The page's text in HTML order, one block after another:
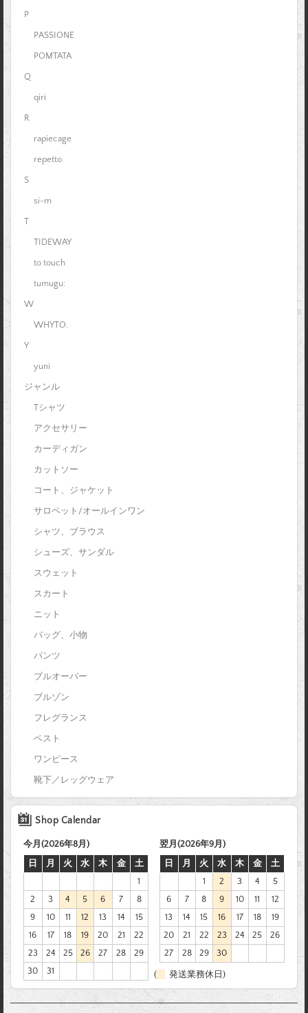
P
PASSIONE
POMTATA
Q
qiri
R
rapiecage
repetto
S
si-m
T
TIDEWAY
to touch
tumugu:
W
WHYTO.
Y
yuni
ジャンル
Tシャツ
アクセサリー
カーディガン
カットソー
コート、ジャケット
サロペット/オールインワン
シャツ、ブラウス
シューズ、サンダル
スウェット
スカート
ニット
バッグ、小物
パンツ
プルオーバー
ブルゾン
フレグランス
ベスト
ワンピース
靴下／レッグウェア
Shop Calendar
今月(2026年8月)
日
月 火 水 木 金
土
1
2
3 4 5 6 7
8
9
10 11 12 13 14
15
16
17 18 19 20 21
22
23
24 25 26 27 28
29
30
31
翌月(2026年9月)
日
月 火 水 木 金
土
1
2 3 4
5
6
7 8 9 10 11
12
13
14 15 16 17 18
19
20
21 22 23 24 25
26
27
28 29 30
( 発送業務休日)